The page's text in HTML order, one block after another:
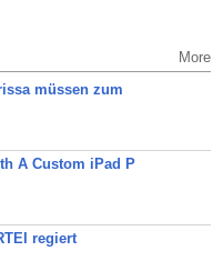
More
müssen zum
A Custom iPad P
regiert